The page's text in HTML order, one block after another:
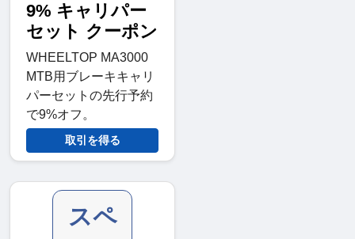
9% キャリパー
セット クーポン
WHEELTOP MA3000
MTB用ブレーキキャリ
パーセットの先行予約
で9%オフ。
取引を得る
スペ